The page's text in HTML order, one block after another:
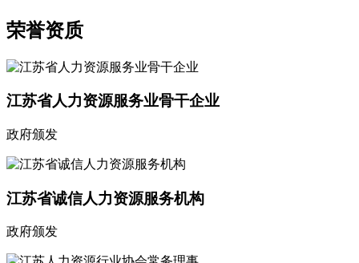
荣誉资质
江苏省人力资源服务业骨干企业
政府颁发
江苏省诚信人力资源服务机构
政府颁发